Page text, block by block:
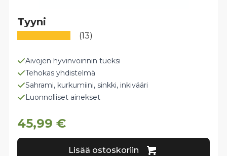
Aivojen hyvinvoinnin tueksi
Tehokas yhdistelmä
Sahrami, kurkumiini, sinkki, inkivääri
Luonnolliset ainekset
45,99€
Tyyni
(13)
Lisää ostoskoriin